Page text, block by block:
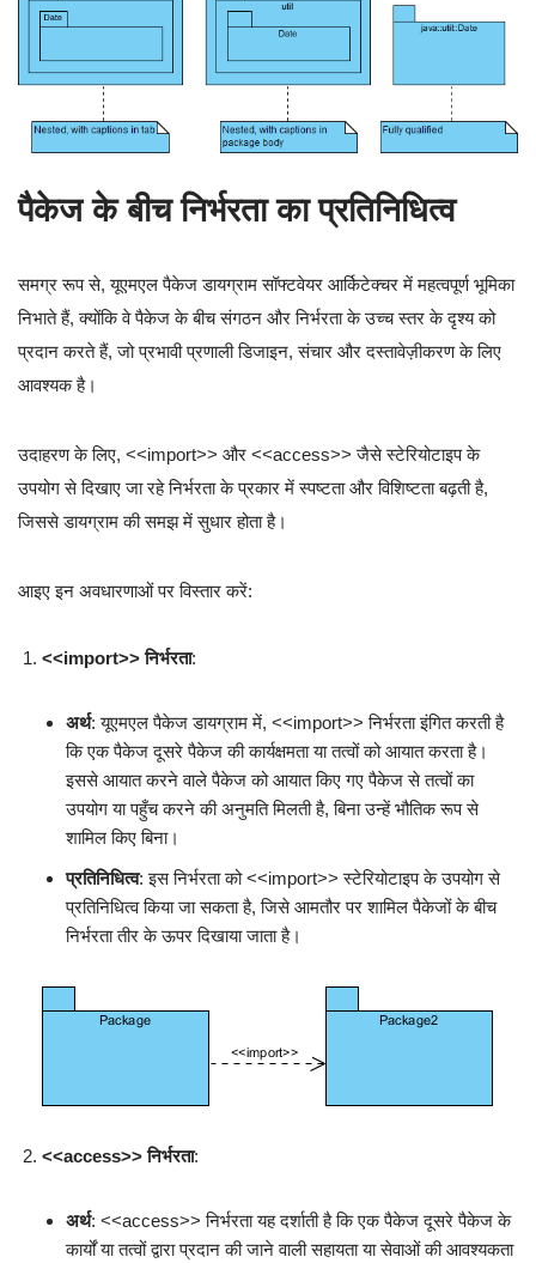
पैकेज के बीच निर्भरता का प्रतिनिधित्व
समग्र रूप से, यूएमएल पैकेज डायग्राम सॉफ्टवेयर आर्किटेक्चर में महत्वपूर्ण भूमिका
निभाते हैं, क्योंकि वे पैकेज के बीच संगठन और निर्भरता के उच्च स्तर के दृश्य को
प्रदान करते हैं, जो प्रभावी प्रणाली डिजाइन, संचार और दस्तावेज़ीकरण के लिए
आवश्यक है।
उदाहरण के लिए, <<import>> और <<access>> जैसे स्टेरियोटाइप के
उपयोग से दिखाए जा रहे निर्भरता के प्रकार में स्पष्टता और विशिष्टता बढ़ती है,
जिससे डायग्राम की समझ में सुधार होता है।
आइए इन अवधारणाओं पर विस्तार करें:
<<import>> निर्भरता:
अर्थ: यूएमएल पैकेज डायग्राम में, <<import>> निर्भरता इंगित करती है
कि एक पैकेज दूसरे पैकेज की कार्यक्षमता या तत्वों को आयात करता है।
इससे आयात करने वाले पैकेज को आयात किए गए पैकेज से तत्वों का
उपयोग या पहुँच करने की अनुमति मिलती है, बिना उन्हें भौतिक रूप से
शामिल किए बिना।
प्रतिनिधित्व: इस निर्भरता को <<import>> स्टेरियोटाइप के उपयोग से
प्रतिनिधित्व किया जा सकता है, जिसे आमतौर पर शामिल पैकेजों के बीच
निर्भरता तीर के ऊपर दिखाया जाता है।
<<access>> निर्भरता:
अर्थ: <<access>> निर्भरता यह दर्शाती है कि एक पैकेज दूसरे पैकेज के
कार्यों या तत्वों द्वारा प्रदान की जाने वाली सहायता या सेवाओं की आवश्यकता